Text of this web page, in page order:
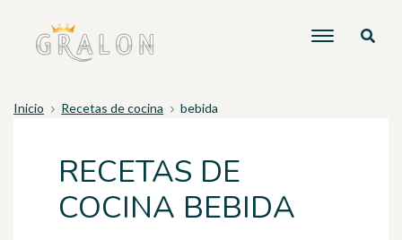
Inicio Recetas de cocina bebida
RECETAS DE
COCINA BEBIDA